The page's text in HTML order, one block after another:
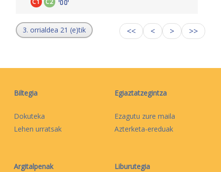
3. orrialdea 21 (e)tik << < > >>
Biltegia
Dokuteka
Lehen urratsak
Egiaztatzegintza
Ezagutu zure maila
Azterketa-ereduak
Argitalpenak Liburutegia